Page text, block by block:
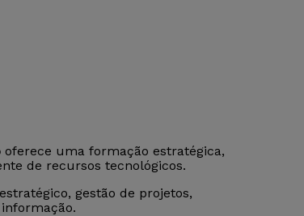
oferece uma formação estratégica,
de recursos tecnológicos.
gestão de projetos,